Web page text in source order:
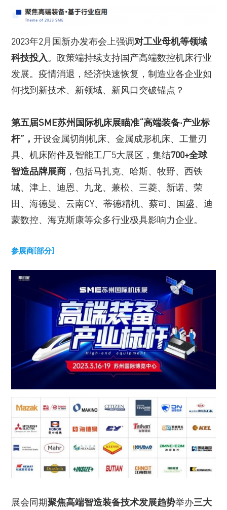
2023年2月国新办发布会上强调对工业母机等领域
科技投入。政策端持续支持国产高端数控机床行业
发展。疫情消退，经济快速恢复，制造业各企业如
何找到新技术、新领域、新风口突破锚点？
第五届SME苏州国际机床展瞄准“高端装备·产业标
杆”， 开设金属切削机床、金属成形机床、工量刃
具、机床附件及智能工厂5大展区，集结700+全球
智造品牌展商 ，包括马扎克、哈斯、牧野、西铁
城、津上、迪恩、九龙、兼松、三菱、新诺、荣
田、海德曼、云南CY、蒂德精机、蔡司、国盛、迪
蒙数控、海克斯康等众多行业极具影响力企业。
参展商[部分]
展会同期聚焦高端智造装备技术发展趋势举办三大